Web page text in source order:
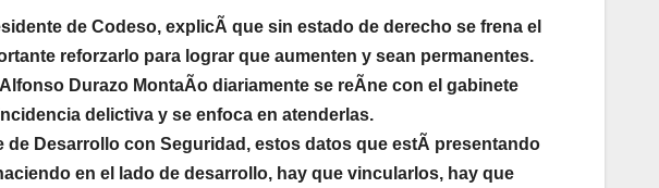
de Codeso, explicÃ que sin estado de derecho se frena el
reforzarlo para lograr que aumenten y sean permanentes.
Durazo MontaÃo diariamente se reÃne con el gabinete
delictiva y se enfoca en atenderlas.
Desarrollo con Seguridad, estos datos que estÃ presentando
en el lado de desarrollo, hay que vincularlos, hay que